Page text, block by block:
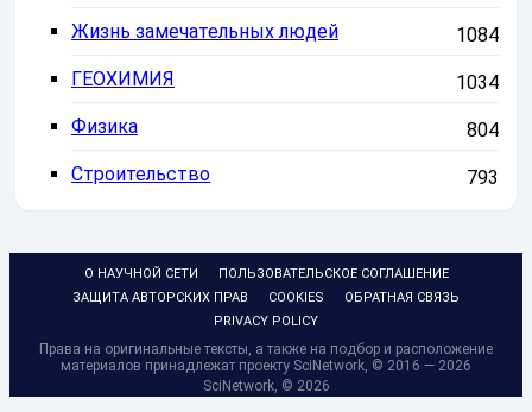
Жизнь замечательных людей
1084
ГЕОХИМИЯ
1034
Физика
804
Строительство
793
О НАУЧНОЙ СЕТИ
ПОЛЬЗОВАТЕЛЬСКОЕ СОГЛАШЕНИЕ
ЗАЩИТА АВТОРСКИХ ПРАВ
COOKIES
ОБРАТНАЯ СВЯЗЬ
PRIVACY POLICY
Права на оригинальные тексты, а также на подбор и расположение
материалов принадлежат проекту SciNetwork, © 2016 — 2026
SciNetwork, © 2026